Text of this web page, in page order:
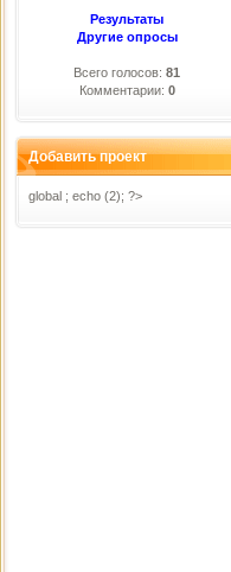
Результаты
Другие опросы
Всего голосов: 81
Комментарии: 0
Добавить проект
global ; echo (2); ?>